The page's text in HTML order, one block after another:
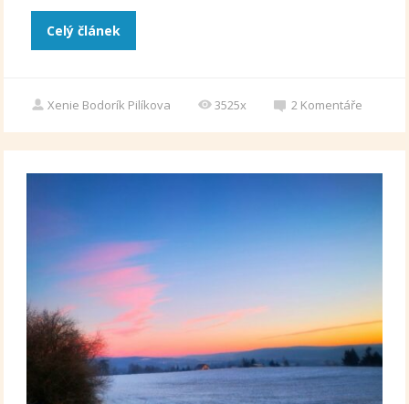
Celý článek
Xenie Bodorík Pilíkova 3525x 2 Komentáře